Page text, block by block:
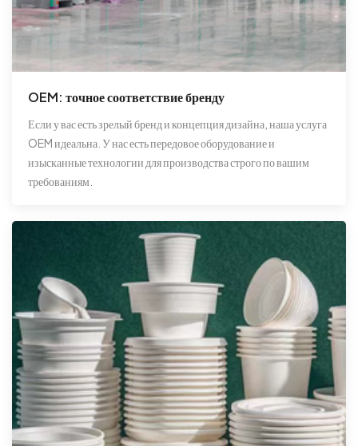
OEM: точное соответствие бренду
Если у вас есть зрелый бренд и концепция дизайна, наша услуга
OEM идеальна. У нас есть передовое оборудование и
изысканные технологии для производства строго по вашим
требованиям.